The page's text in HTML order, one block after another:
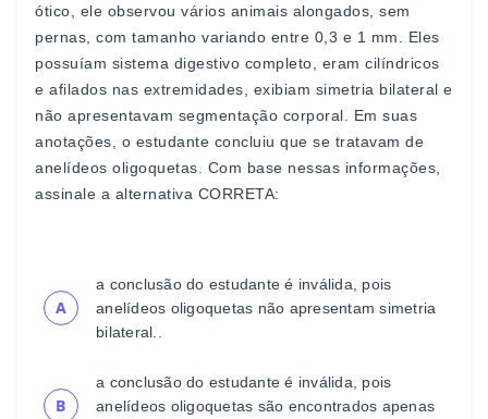
ótico, ele observou vários animais alongados, sem
pernas, com tamanho variando entre 0,3 e 1 mm. Eles
possuíam sistema digestivo completo, eram cilíndricos
e afilados nas extremidades, exibiam simetria bilateral e
não apresentavam segmentação corporal. Em suas
anotações, o estudante concluiu que se tratavam de
anelídeos oligoquetas. Com base nessas informações,
assinale a alternativa CORRETA:
A
a conclusão do estudante é inválida, pois
anelídeos oligoquetas não apresentam simetria
bilateral.
B
a conclusão do estudante é inválida, pois
anelídeos oligoquetas são encontrados apenas